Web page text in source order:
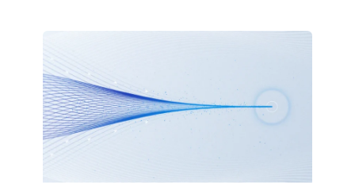
BÖRÜ
НА
SIGGRAPH